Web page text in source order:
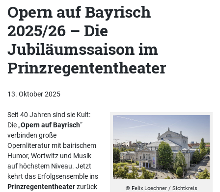
Opern auf Bayrisch
2025/26 – Die
Jubiläumssaison im
Prinzregententheater
13. Oktober 2025
© Felix Loechner / Sichtkreis
Seit 40 Jahren sind sie Kult:
Die „Opern auf Bayrisch“
verbinden große
Opernliteratur mit bairischem
Humor, Wortwitz und Musik
auf höchstem Niveau. Jetzt
kehrt das Erfolgsensemble ins
Prinzregententheaterzurück